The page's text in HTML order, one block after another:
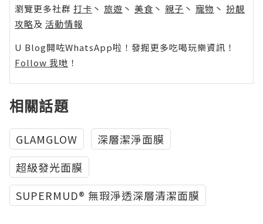
瀏覽更多社群 打卡 丶 旅遊 丶 美食 丶 親子 丶 寵物 丶 扮靚
攻略及 活動情報
U Blog開咗WhatsApp啦！發掘更多吃喝玩樂資訊！
Follow 我哋 ！
相關話題
GLAMGLOW
深層潔淨面膜
超級發光面膜
SUPERMUD® 無瑕淨透深層清潔面膜